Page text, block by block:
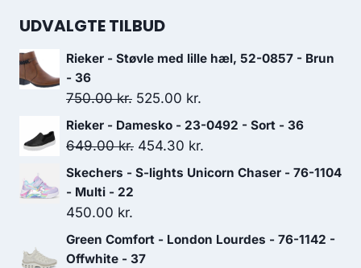
UDVALGTE TILBUD
Rieker - Støvle med lille hæl, 52-0857 - Brun
- 36
750.00kr. Den
oprindelige
pris
750.00 kr..
525.00 kr.
aktuelle
Rieker - Damesko - 23-0492 - Sort - 36
649.00kr. Den
oprindelige
649.00 kr..
454.30 kr.
aktuelle
454.30 kr..
Skechers - S-lights Unicorn Chaser - 76-1104
- Multi - 22
450.00 kr.
Green Comfort - London Lourdes - 76-1142 -
Offwhite - 37